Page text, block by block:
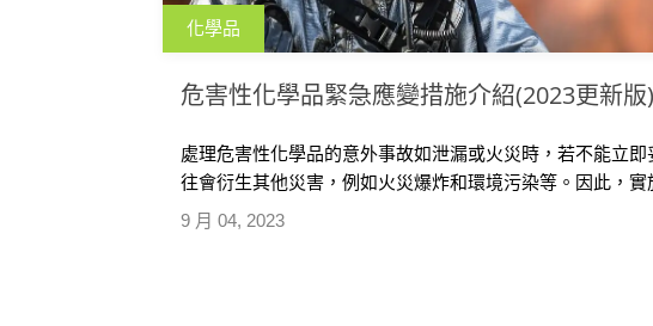
化學品
危害性化學品緊急應變措施介紹(2023更新版)
9 月 04, 2023
處理危害性化學品的意外事故如泄漏或火災時，若不能立即
往會衍生其他災害，例如火災爆炸和環境污染等。因此，